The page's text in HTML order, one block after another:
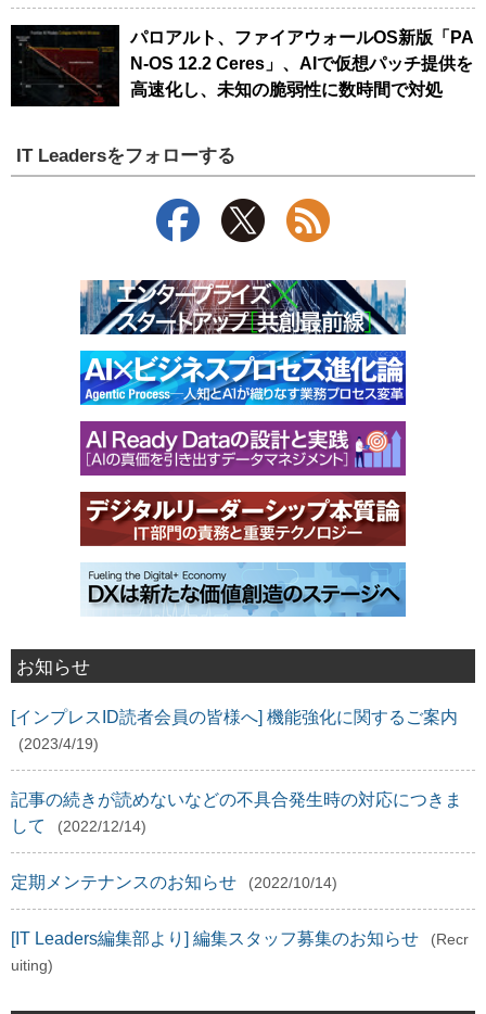
パロアルト、ファイアウォールOS新版「PA
N-OS 12.2 Ceres」、AIで仮想パッチ提供を
高速化し、未知の脆弱性に数時間で対処
IT Leadersをフォローする
お知らせ
[インプレスID読者会員の皆様へ] 機能強化に関するご案内
(2023/4/19)
記事の続きが読めないなどの不具合発生時の対応につきま
して
(2022/12/14)
定期メンテナンスのお知らせ (2022/10/14)
[IT Leaders編集部より] 編集スタッフ募集のお知らせ
(Recr
uiting)